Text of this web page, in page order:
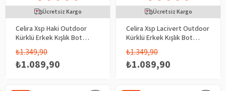
Celira Xsp Haki Outdoor
Kürklü Erkek Kışlık Bot
Ayakkabı
₺1.089,90
₺1.349,90
Ücretsiz Kargo
Celira Xsp Lacivert Outdoor
Kürklü Erkek Kışlık Bot
Ayakkabı
₺1.089,90
₺1.349,90
Ücretsiz Kargo